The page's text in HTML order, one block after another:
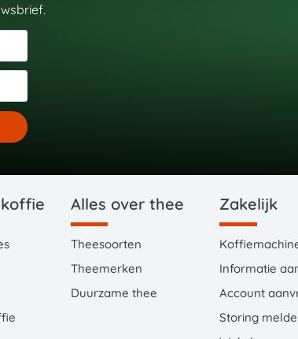
Alles over thee
Theesoorten
Theemerken
Duurzame thee
Zakelijk
Informatie
Account
Storing